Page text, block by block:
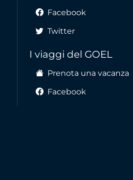
Facebook
Twitter
I viaggi del GOEL
Prenota una vacanza
Facebook